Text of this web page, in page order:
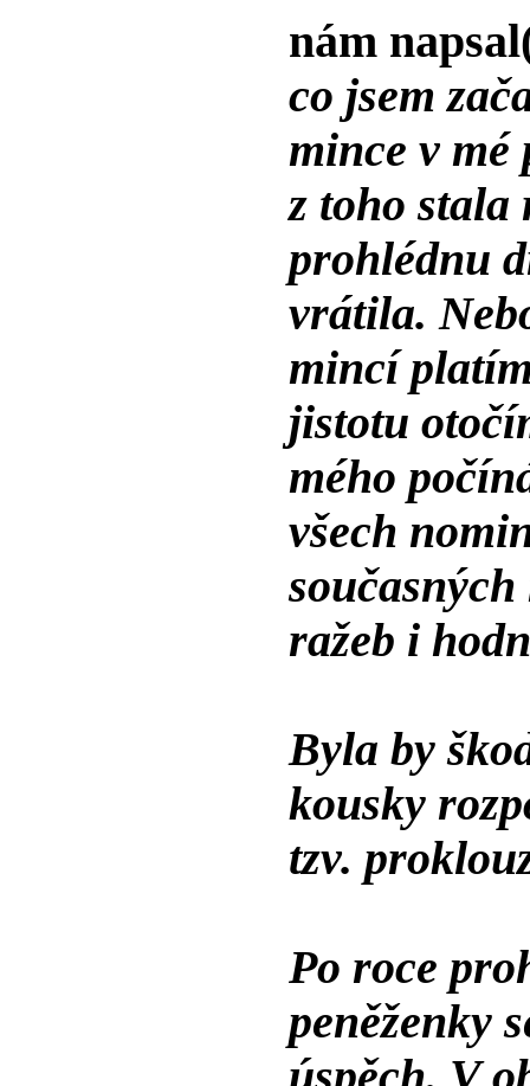
nám
co jsem
mince v mé
z toho
prohlédnu
vrátila.
mincí
jistotu
mého
všech
ražeb i
Byla by
kousky
tzv.
Po roce
peněženky